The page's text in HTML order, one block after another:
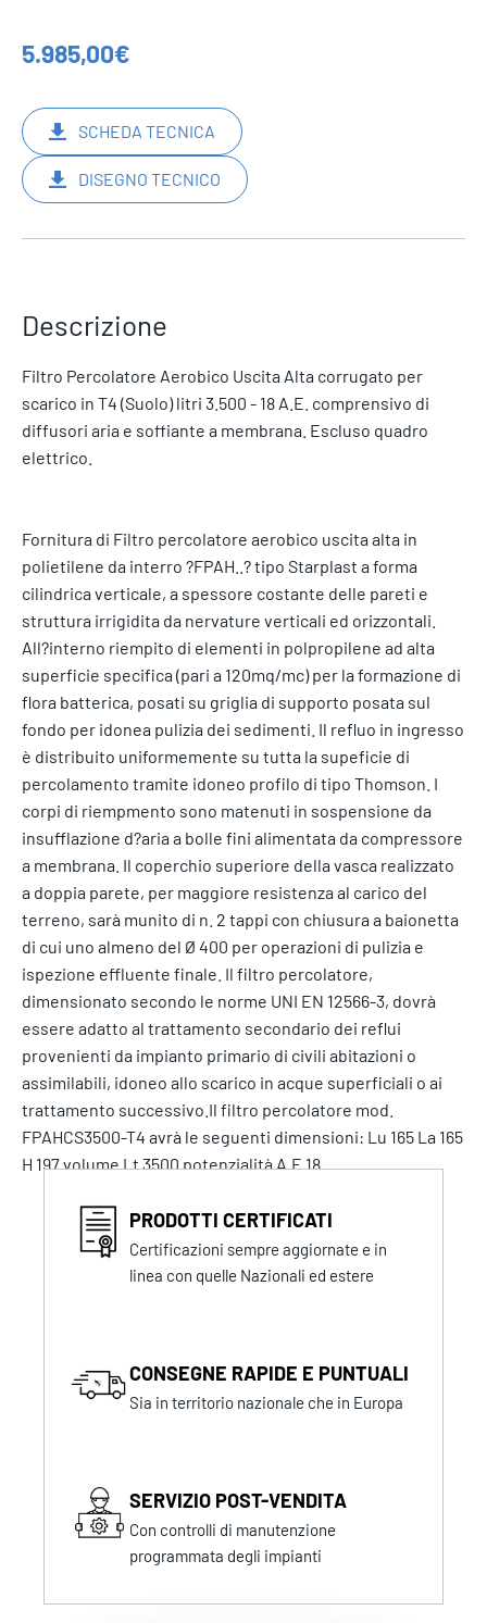
5.985,00€
SCHEDA TECNICA
DISEGNO TECNICO
Descrizione
Filtro Percolatore Aerobico Uscita Alta corrugato per
scarico in T4 (Suolo) litri 3.500 - 18 A.E. comprensivo di
diffusori aria e soffiante a membrana. Escluso quadro
elettrico.
Fornitura di Filtro percolatore aerobico uscita alta in
polietilene da interro ?FPAH..? tipo Starplast a forma
cilindrica verticale, a spessore costante delle pareti e
struttura irrigidita da nervature verticali ed orizzontali.
All?interno riempito di elementi in polpropilene ad alta
superficie specifica (pari a 120mq/mc) per la formazione di
flora batterica, posati su griglia di supporto posata sul
fondo per idonea pulizia dei sedimenti. Il refluo in ingresso
è distribuito uniformemente su tutta la supeficie di
percolamento tramite idoneo profilo di tipo Thomson. I
corpi di riempmento sono matenuti in sospensione da
insufflazione d?aria a bolle fini alimentata da compressore
a membrana. Il coperchio superiore della vasca realizzato
a doppia parete, per maggiore resistenza al carico del
terreno, sarà munito di n. 2 tappi con chiusura a baionetta
di cui uno almeno del Ø 400 per operazioni di pulizia e
ispezione effluente finale. Il filtro percolatore,
dimensionato secondo le norme UNI EN 12566-3, dovrà
essere adatto al trattamento secondario dei reflui
provenienti da impianto primario di civili abitazioni o
assimilabili, idoneo allo scarico in acque superficiali o ai
trattamento successivo.Il filtro percolatore mod.
FPAHCS3500-T4 avrà le seguenti dimensioni: Lu 165 La 165
H 197 volume Lt 3500 potenzialità A.E 18
PRODOTTI CERTIFICATI
Certificazioni sempre aggiornate e in
linea con quelle Nazionali ed estere
CONSEGNE RAPIDE E PUNTUALI
Sia in territorio nazionale che in Europa
SERVIZIO POST-VENDITA
Con controlli di manutenzione
programmata degli impianti